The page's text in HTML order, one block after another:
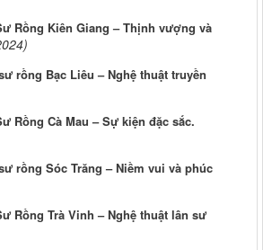
Rồng Kiên Giang – Thịnh vượng và
rồng Bạc Liêu – Nghệ thuật truyền
Rồng Cà Mau – Sự kiện đặc sắc.
rồng Sóc Trăng – Niềm vui và phúc
Rồng Trà Vinh – Nghệ thuật lân sư